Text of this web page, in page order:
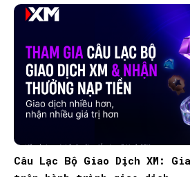
Câu Lạc Bộ Giao Dịch XM: